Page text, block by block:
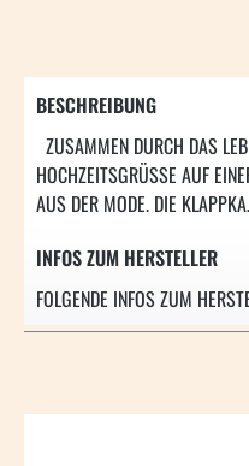
BESCHREIBUNG
ZUSAMMEN DURCH DAS
HOCHZEITSGRÜSSE AUF
US DER MODE. DIE
INFOS ZUM HERSTELLER
FOLGENDE INFOS ZUM